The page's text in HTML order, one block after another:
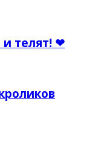
телят! ❤